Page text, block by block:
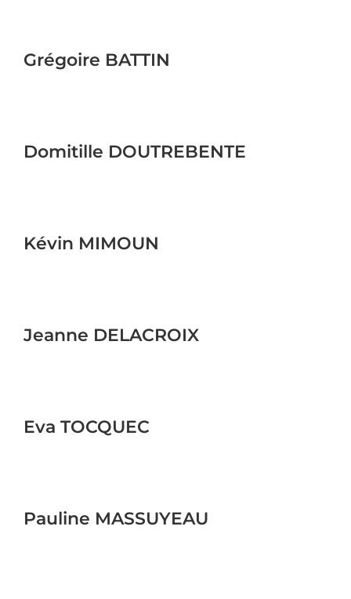
Grégoire BATTIN
Domitille DOUTREBENTE
Kévin MIMOUN
Jeanne DELACROIX
Eva TOCQUEC
Pauline MASSUYEAU